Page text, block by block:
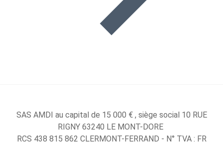
SAS AMDI au capital de 15 000 € , siège social 10 RUE
RIGNY 63240 LE MONT-DORE
RCS 438 815 862 CLERMONT-FERRAND - N° TVA : FR